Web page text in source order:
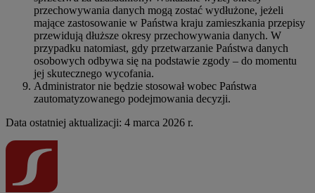
przechowywania danych mogą zostać wydłużone, jeżeli
mające zastosowanie w Państwa kraju zamieszkania przepisy
przewidują dłuższe okresy przechowywania danych. W
przypadku natomiast, gdy przetwarzanie Państwa danych
osobowych odbywa się na podstawie zgody – do momentu
jej skutecznego wycofania.
Administrator nie będzie stosował wobec Państwa
zautomatyzowanego podejmowania decyzji.
Data ostatniej aktualizacji: 4 marca 2026 r.